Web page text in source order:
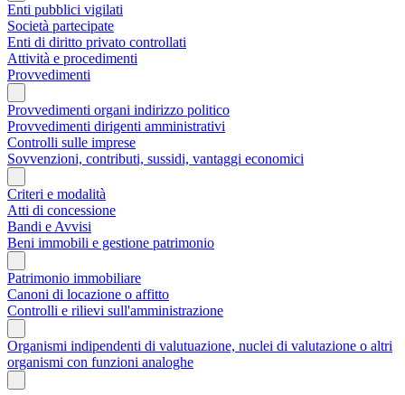
Enti pubblici vigilati
Società partecipate
Enti di diritto privato controllati
Attività e procedimenti
Provvedimenti
Provvedimenti organi indirizzo politico
Provvedimenti dirigenti amministrativi
Controlli sulle imprese
Sovvenzioni, contributi, sussidi, vantaggi economici
Criteri e modalità
Atti di concessione
Bandi e Avvisi
Beni immobili e gestione patrimonio
Patrimonio immobiliare
Canoni di locazione o affitto
Controlli e rilievi sull'amministrazione
Organismi indipendenti di valutuazione, nuclei di valutazione o altri
organismi con funzioni analoghe